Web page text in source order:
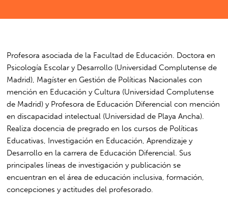
Profesora asociada de la Facultad de Educación. Doctora en
Psicología Escolar y Desarrollo (Universidad Complutense de
Madrid), Magíster en Gestión de Políticas Nacionales con
mención en Educación y Cultura (Universidad Complutense
de Madrid) y Profesora de Educación Diferencial con mención
en discapacidad intelectual (Universidad de Playa Ancha).
Realiza docencia de pregrado en los cursos de Políticas
Educativas, Investigación en Educación, Aprendizaje y
Desarrollo en la carrera de Educación Diferencial. Sus
principales líneas de investigación y publicación se
encuentran en el área de educación inclusiva, formación,
concepciones y actitudes del profesorado.